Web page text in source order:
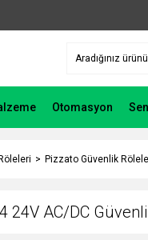
Otomasyon
Pizzato Güvenlik
24V AC/DC